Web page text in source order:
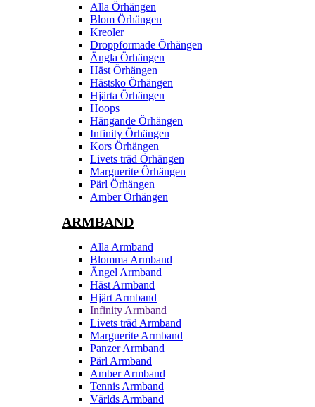
Alla Örhängen
Blom Örhängen
Kreoler
Droppformade Örhängen
Ängla Örhängen
Häst Örhängen
Hästsko Örhängen
Hjärta Örhängen
Hoops
Hängande Örhängen
Infinity Örhängen
Kors Örhängen
Livets träd Örhängen
Marguerite Ôrhängen
Pärl Örhängen
Amber Örhängen
ARMBAND
Alla Armband
Blomma Armband
Ängel Armband
Häst Armband
Hjärt Armband
Infinity Armband
Livets träd Armband
Marguerite Armband
Panzer Armband
Pärl Armband
Amber Armband
Tennis Armband
Världs Armband